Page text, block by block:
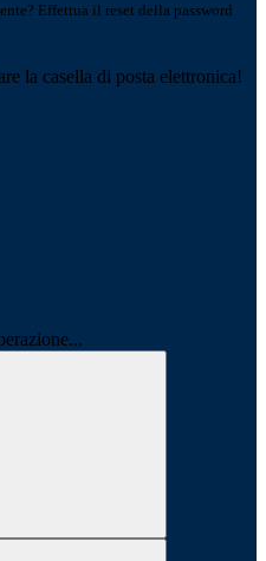
Effettua il reset della password
la casella di posta elettronica!